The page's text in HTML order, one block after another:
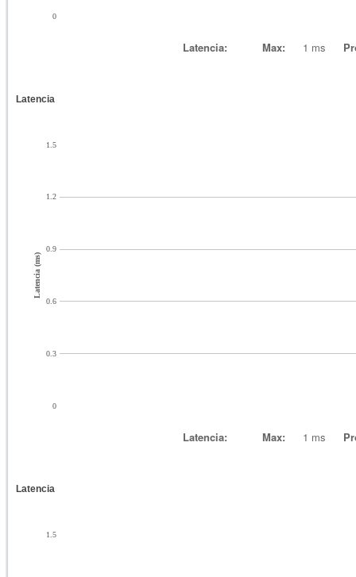
0
Latencia: Max: 1 ms
Latencia
0
0.3
0.6
0.9
1.2
1.5
Latencia (ms)
Latencia: Max: 1 ms
Latencia
1.5